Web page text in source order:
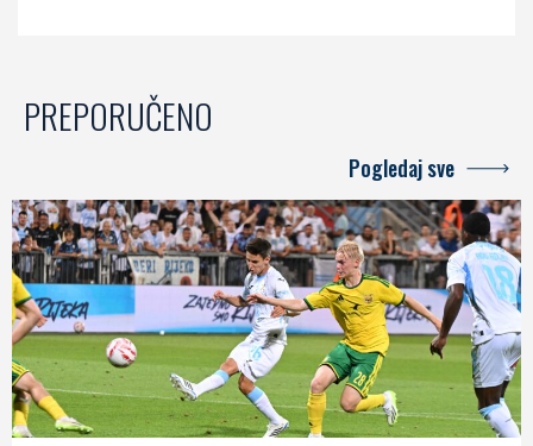
PREPORUČENO
Pogledaj sve